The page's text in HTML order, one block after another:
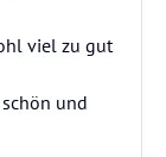
viel zu gut
und